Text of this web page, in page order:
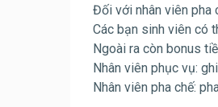
Đối với nhân viên pha
Các bạn sinh viên có
Ngoài ra còn bonus
Nhân viên phục vụ:
Nhân viên pha chế: